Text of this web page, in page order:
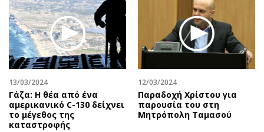
Δημοσκοπήσεις
Διπλωματία
Αθλητισμός
Κύπρος
Διεθνή
Κληρώσεις Allwyn
Οικονομική
Ζητούν εργασία
Θέσεις εργασίας
Geek
Social
Αυτοκίνηση
13/03/2024
Γάζα: Η θέα από ένα
αμερικανικό C-130 δείχνει
το μέγεθος της
καταστροφής
12/03/2024
Παραδοχή Χρίστου για
παρουσία του στη
Μητρόπολη Ταμασού